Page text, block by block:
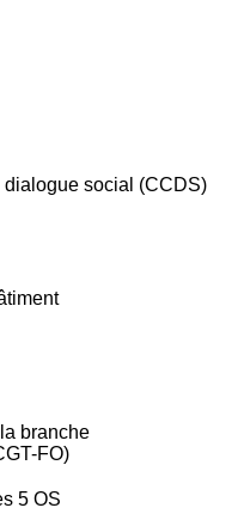
social (CCDS)
branche
FO)
5 OS